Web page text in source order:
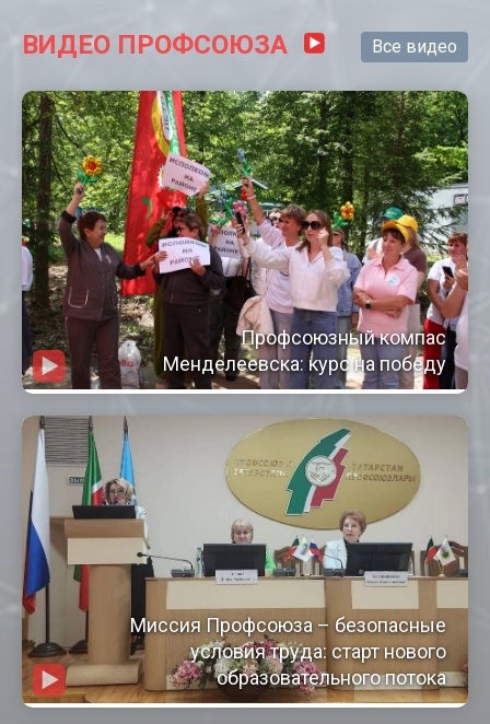
ВИДЕО ПРОФСОЮЗА Все видео
Профсоюзный компас
Менделеевска: курс на победу
Миссия Профсоюза – безопасные
условия труда: старт нового
образовательного потока